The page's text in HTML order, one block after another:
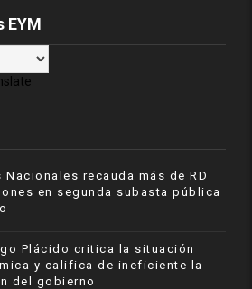
EYM
Nacionales recauda más de RD
en segunda subasta pública
Plácido critica la situación
y califica de ineficiente la
del gobierno